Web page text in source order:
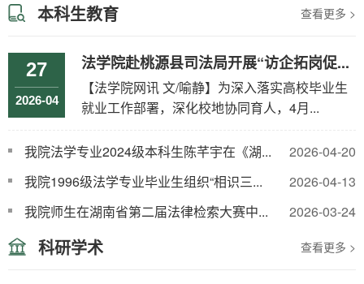
本科生教育 查看更多 >
27
2026-04
法学院赴桃源县司法局开展“访企拓岗促...
【法学院网讯 文/喻静】为深入落实高校毕业生
就业工作部署，深化校地协同育人，4月...
2026-04-20
我院法学专业2024级本科生陈芊宇在《湖...
2026-04-13
我院1996级法学专业毕业生组织“相识三...
2026-03-24
我院师生在湖南省第二届法律检索大赛中...
科研学术 查看更多 >